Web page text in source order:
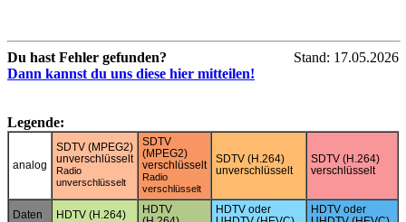
Du hast Fehler gefunden?
Dann kannst du uns diese hier mitteilen!
Stand: 17.05.2026
Legende:
analog
SDTV (MPEG2)
unverschlüsselt
Radio
unverschlüsselt
SDTV
(MPEG2)
verschlüsselt
Radio
verschlüsselt
SDTV (H.264)
unverschlüsselt
SDTV (H.264)
verschlüsselt
Daten
HDTV (H.264)
HDTV
HDTV oder
HDTV oder